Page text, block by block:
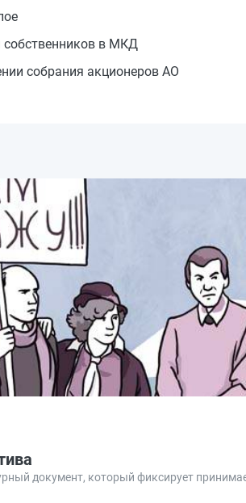
собственников в МКД
собрания акционеров АО
документ, который фиксирует